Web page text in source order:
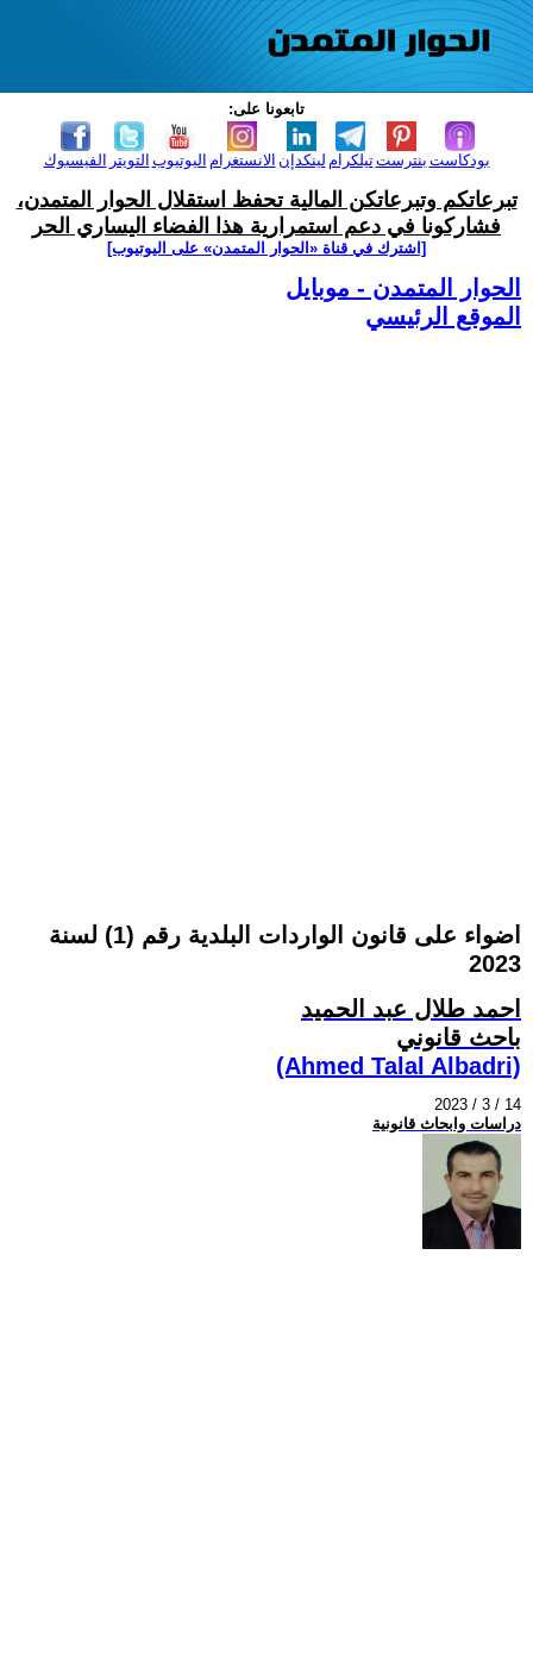
تابعونا على:
الفيسبوك التويتر اليوتيوب الانستغرام لينكدإن تيلكرامبنترست بودكاست
تبرعاتكم وتبرعاتكن المالية تحفظ استقلال الحوار المتمدن،
فشاركونا في دعم استمرارية هذا الفضاء اليساري الحر
[اشترك في قناة ‫«الحوار المتمدن» على اليوتيوب]
الحوار المتمدن - موبايل
الموقع الرئيسي
اضواء على قانون الواردات البلدية رقم (1) لسنة
2023
احمد طلال عبد الحميد
باحث قانوني
(Ahmed Talal Albadri)
2023 / 3 / 14
دراسات وابحاث قانونية